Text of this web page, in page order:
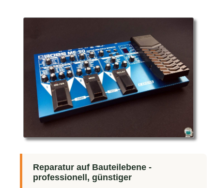
Reparatur auf Bauteilebene -
professionell, günstiger